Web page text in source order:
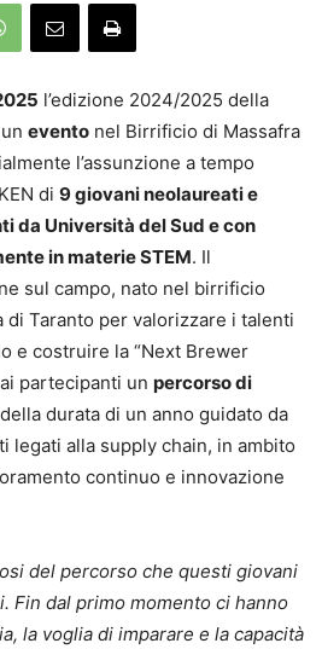
l’edizione 2024/2025 della
evento nel Birrificio di Massafra
l’assunzione a tempo
di 9 giovani neolaureati e
da Università del Sud e con
in materie STEM. Il
sul campo, nato nel birrificio
di Taranto per valorizzare i talenti
e costruire la “Next Brewer
partecipanti un percorso di
della durata di un anno guidato da
legati alla supply chain, in ambito
continuo e innovazione
del percorso che questi giovani
Fin dal primo momento ci hanno
la voglia di imparare e la capacità